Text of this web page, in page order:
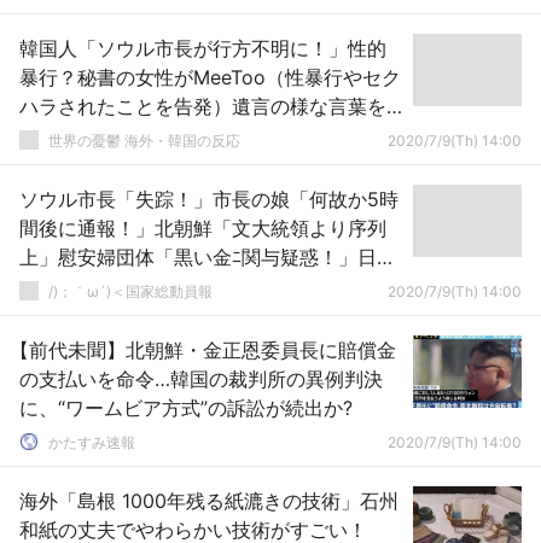
韓国人「ソウル市長が行方不明に！」性的
暴行？秘書の女性がMeeToo（性暴行やセク
ハラされたことを告発）遺言の様な言葉を
残して連絡が途絶える 韓国の反応
世界の憂鬱 海外・韓国の反応 2020/7/9(Th) 14:00
ソウル市長「失踪！」市長の娘「何故か5時
間後に通報！」北朝鮮「文大統領より序列
上」慰安婦団体「黒い金ﾆ関与疑惑！」日本
「真っ黒！」韓国「ﾋｴｯ」→
/)；｀ω´)＜国家総動員報 2020/7/9(Th) 14:00
【前代未聞】北朝鮮・金正恩委員長に賠償金
の支払いを命令…韓国の裁判所の異例判決
に、“ワームビア方式”の訴訟が続出か?
かたすみ速報 2020/7/9(Th) 14:00
海外「島根 1000年残る紙漉きの技術」石州
和紙の丈夫でやわらかい技術がすごい！